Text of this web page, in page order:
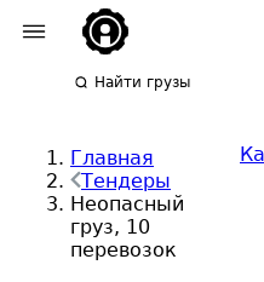
Найти грузы
Главная
Тендеры
Неопасный
груз, 10
перевозок